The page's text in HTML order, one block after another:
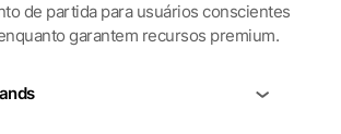
de partida para usuários conscientes
garantem recursos premium.